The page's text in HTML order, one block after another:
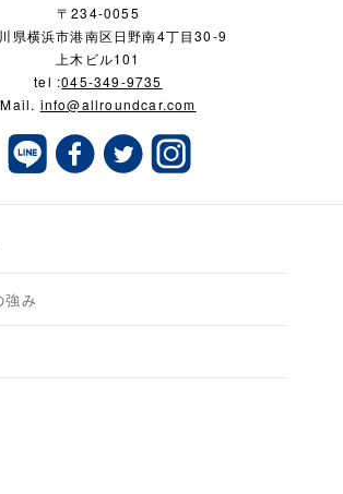
〒234-0055
県横浜市港南区日野南4丁目30-9
上木ビル101
tel :045-349-9735
Mail. info@allroundcar.com
強み